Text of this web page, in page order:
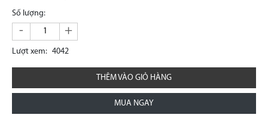
Số lượng:
- +
Lượt xem: 4042
THÊM VÀO GIỎ HÀNG
MUA NGAY